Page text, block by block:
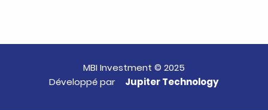
MBI Investment © 2025
Développé par
Jupiter Technology